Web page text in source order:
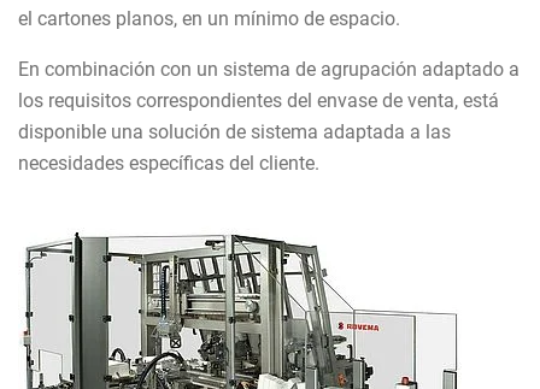
el cartones planos, en un mínimo de espacio.
En combinación con un sistema de agrupación adaptado a
los requisitos correspondientes del envase de venta, está
disponible una solución de sistema adaptada a las
necesidades específicas del cliente.